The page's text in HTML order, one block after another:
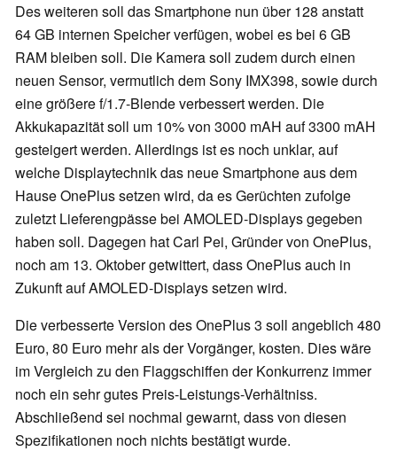
Des weiteren soll das Smartphone nun über 128 anstatt
64 GB internen Speicher verfügen, wobei es bei 6 GB
RAM bleiben soll. Die Kamera soll zudem durch einen
neuen Sensor, vermutlich dem Sony IMX398, sowie durch
eine größere f/1.7-Blende verbessert werden. Die
Akkukapazität soll um 10% von 3000 mAH auf 3300 mAH
gesteigert werden. Allerdings ist es noch unklar, auf
welche Displaytechnik das neue Smartphone aus dem
Hause OnePlus setzen wird, da es Gerüchten zufolge
zuletzt Lieferengpässe bei AMOLED-Displays gegeben
haben soll. Dagegen hat Carl Pei, Gründer von OnePlus,
noch am 13. Oktober getwittert, dass OnePlus auch in
Zukunft auf AMOLED-Displays setzen wird.
Die verbesserte Version des OnePlus 3 soll angeblich 480
Euro, 80 Euro mehr als der Vorgänger, kosten. Dies wäre
im Vergleich zu den Flaggschiffen der Konkurrenz immer
noch ein sehr gutes Preis-Leistungs-Verhältniss.
Abschließend sei nochmal gewarnt, dass von diesen
Spezifikationen noch nichts bestätigt wurde.